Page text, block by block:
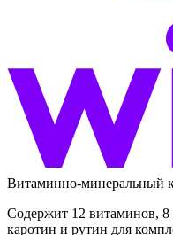
Витаминно-минеральный
Содержит 12 витаминов, 8
каротин и рутин для